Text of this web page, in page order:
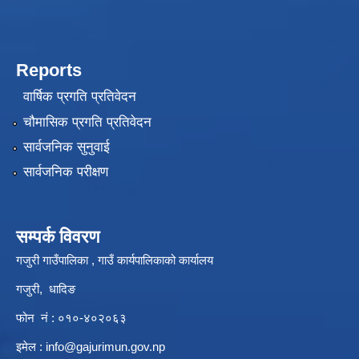
Reports
वार्षिक प्रगति प्रतिवेदन
चौमासिक प्रगति प्रतिवेदन
सार्वजनिक सुनुवाई
सार्वजनिक परीक्षण
सम्पर्क विवरण
गजुरी गाउँपालिका , गाउँ कार्यपालिकाको कार्यालय
गजुरी, धादिङ
फोन नं : ०१०-४०२०६३
इमेल : info@gajurimun.gov.np